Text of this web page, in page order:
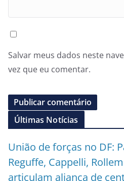
Salvar meus dados neste
vez que eu comentar.
Últimas Notícias
União de forças no DF:
Reguffe, Cappelli,
articulam aliança de